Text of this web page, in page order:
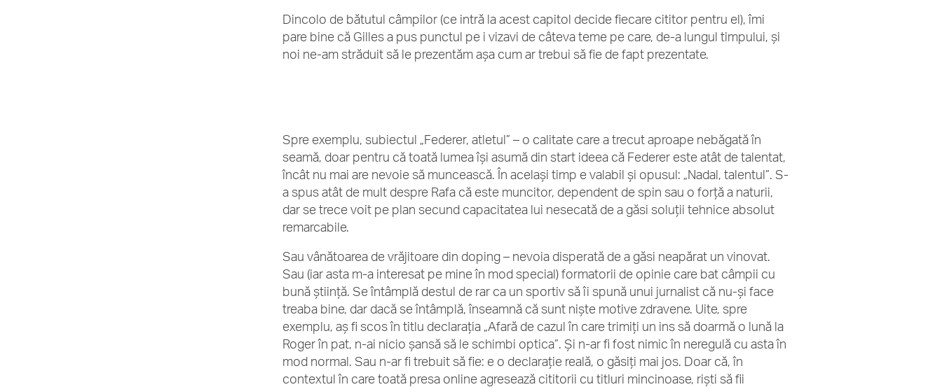
Dincolo de bătutul câmpilor (ce intră la acest capitol decide fiecare cititor pentru el), îmi
pare bine că Gilles a pus punctul pe i vizavi de câteva teme pe care, de-a lungul timpului, și
noi ne-am străduit să le prezentăm așa cum ar trebui să fie de fapt prezentate.
Spre exemplu, subiectul „Federer, atletul” – o calitate care a trecut aproape nebăgată în
seamă, doar pentru că toată lumea își asumă din start ideea că Federer este atât de talentat,
încât nu mai are nevoie să muncească. În același timp e valabil și opusul: „Nadal, talentul”. S-
a spus atât de mult despre Rafa că este muncitor, dependent de spin sau o forță a naturii,
dar se trece voit pe plan secund capacitatea lui nesecată de a găsi soluții tehnice absolut
remarcabile.
Sau vânătoarea de vrăjitoare din doping – nevoia disperată de a găsi neapărat un vinovat.
Sau (iar asta m-a interesat pe mine în mod special) formatorii de opinie care bat câmpii cu
bună știință. Se întâmplă destul de rar ca un sportiv să îi spună unui jurnalist că nu-și face
treaba bine, dar dacă se întâmplă, înseamnă că sunt niște motive zdravene. Uite, spre
exemplu, aș fi scos în titlu declarația „Afară de cazul în care trimiți un ins să doarmă o lună la
Roger în pat, n-ai nicio șansă să le schimbi optica”. Și n-ar fi fost nimic în neregulă cu asta în
mod normal. Sau n-ar fi trebuit să fie: e o declarație reală, o găsiți mai jos. Doar că, în
contextul în care toată presa online agresează cititorii cu titluri mincinoase, riști să fii